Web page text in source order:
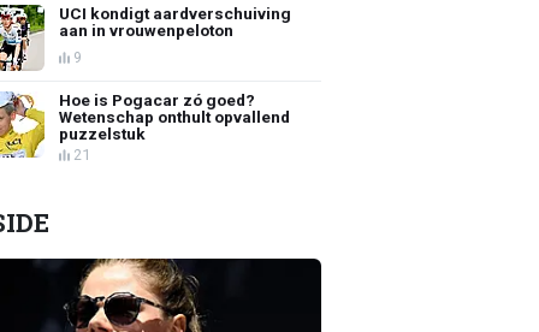
UCI kondigt aardverschuiving
aan in vrouwenpeloton
9
Hoe is Pogacar zó goed?
Wetenschap onthult opvallend
puzzelstuk
21